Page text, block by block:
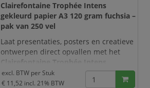
Met een papiergewicht van120 g/m²
voelt het papi
Clairefontaine Trophée Intens
gekleurd papier A3 120 gram fuchsia –
pak van 250 vel
Laat presentaties, posters en creatieve
ontwerpen direct opvallen met het
Clairefontaine Trophée Intens
gekleurd papier A3 120 gram in
fuchsia. De diepe roze kleur geeft
excl. BTW per Stuk
€ 11,52 incl. 21% BTW